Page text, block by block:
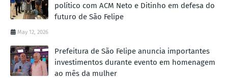
político com ACM Neto e Ditinho em defesa do
futuro de São Felipe
May 12, 2026
Prefeitura de São Felipe anuncia importantes
investimentos durante evento em homenagem
ao mês da mulher